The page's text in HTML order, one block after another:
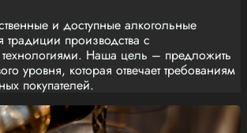
и доступные алкогольные
традиции производства с
Наша цель – предложить
уровня, которая отвечает требованиям
покупателей.